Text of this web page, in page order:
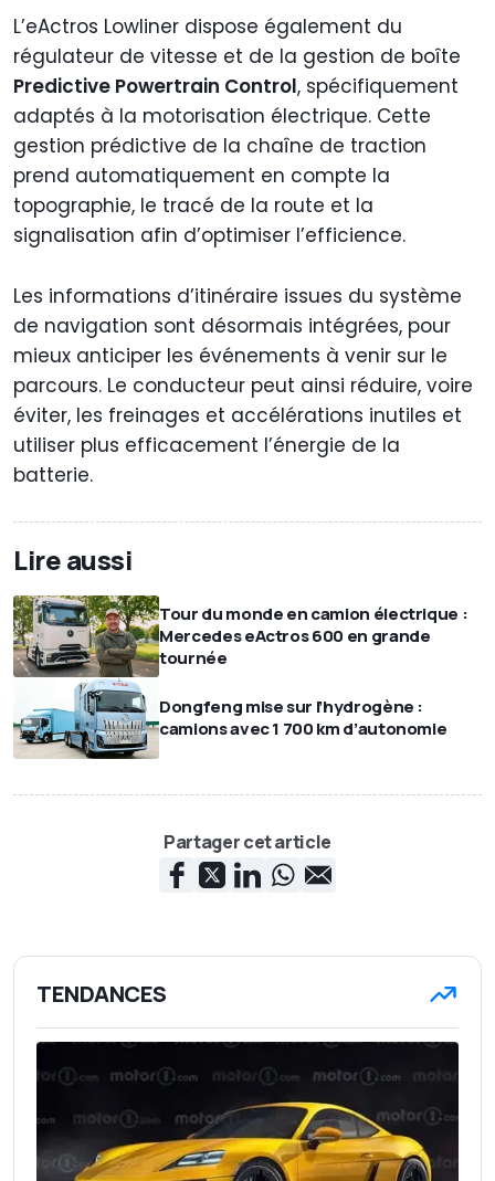
L’eActros Lowliner dispose également du
régulateur de vitesse et de la gestion de boîte
Predictive Powertrain Control, spécifiquement
adaptés à la motorisation électrique. Cette
gestion prédictive de la chaîne de traction
prend automatiquement en compte la
topographie, le tracé de la route et la
signalisation afin d’optimiser l’efficience.
Les informations d’itinéraire issues du système
de navigation sont désormais intégrées, pour
mieux anticiper les événements à venir sur le
parcours. Le conducteur peut ainsi réduire, voire
éviter, les freinages et accélérations inutiles et
utiliser plus efficacement l’énergie de la
batterie.
Lire aussi
Tour du monde en camion électrique :
Mercedes eActros 600 en grande
tournée
Dongfeng mise sur l’hydrogène :
camions avec 1 700 km d’autonomie
Partager cet article
TENDANCES